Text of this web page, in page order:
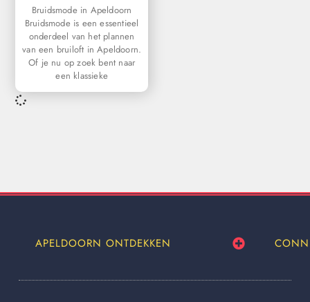
Bruidsmode in Apeldoorn
Bruidsmode is een essentieel
onderdeel van het plannen
van een bruiloft in Apeldoorn.
Of je nu op zoek bent naar
een klassieke
APELDOORN ONTDEKKEN